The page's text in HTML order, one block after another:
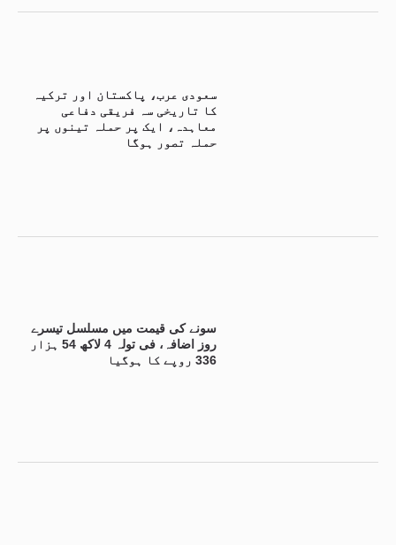
سعودی عرب، پاکستان اور ترکیہ
کا تاریخی سہ فریقی دفاعی
معاہدہ، ایک پر حملہ تینوں پر
حملہ تصور ہوگا
سونے کی قیمت میں مسلسل تیسرے
روز اضافہ، فی تولہ 4 لاکھ 54 ہزار
336 روپے کا ہوگیا